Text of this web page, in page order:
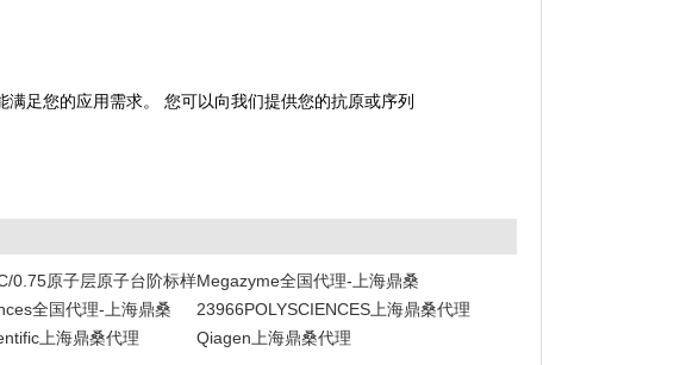
足您的应用需求。 您可以向我们提供您的抗原或序列
0.75原子层原子台阶标样Megazyme全国代理-上海鼎桑
全国代理-上海鼎桑
23966POLYSCIENCES上海鼎桑代理
上海鼎桑代理
Qiagen上海鼎桑代理